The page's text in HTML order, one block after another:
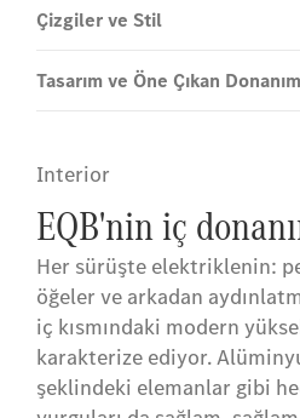
Çizgiler ve Stil
Tasarım ve Öne Çıkan Donanım
Interior
EQB'nin iç
Her sürüşte elektriklenin:
öğeler ve arkadan
iç kısmındaki modern
karakterize ediyor.
şeklindeki elemanlar gibi